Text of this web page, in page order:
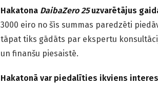
Hakatona DaibaZero 25uzvarētājus
3000 eiro no šīs summas paredzēti
tāpat tiks gādāts par ekspertu
un finanšu piesaistē.
Hakatonā var piedalīties ikviens